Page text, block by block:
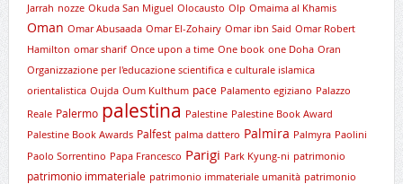
Jarrah nozze Okuda San Miguel Olocausto Olp Omaima al Khamis
Oman Omar Abusaada Omar El-Zohairy Omar ibn Said Omar Robert
Hamilton omar sharif Once upon a time One book one Doha Oran
Organizzazione per l'educazione scientifica e culturale islamica
orientalistica Oujda Oum Kulthum pace Palamento egiziano Palazzo
Reale Palermo palestina Palestine Palestine Book Award
Palestine Book Awards Palfest palma dattero Palmira Palmyra Paolini
Paolo Sorrentino Papa Francesco Parigi Park Kyung-ni patrimonio
patrimonio immateriale patrimonio immateriale umanità patrimonio